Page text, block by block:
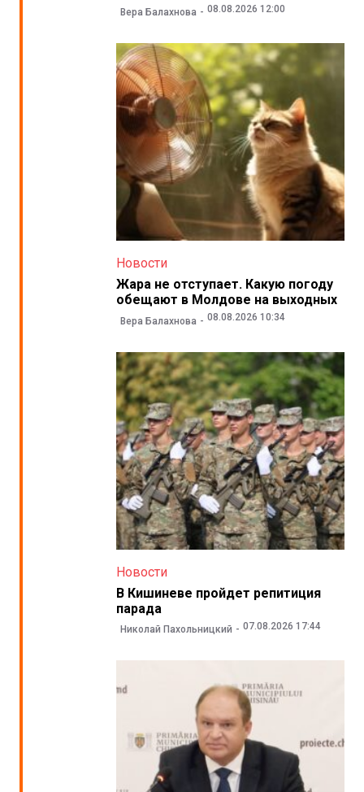
Вера Балахнова 08.08.2026 12:00
Новости
Жара не отступает. Какую погоду
обещают в Молдове на выходных
Вера Балахнова 08.08.2026 10:34
Новости
В Кишиневе пройдет репитиция
парада
Николай Пахольницкий 07.08.2026 17:44